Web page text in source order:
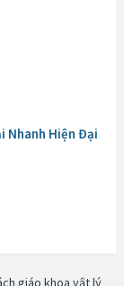
Nhanh Hiện Đại
giáo khoa vật lý